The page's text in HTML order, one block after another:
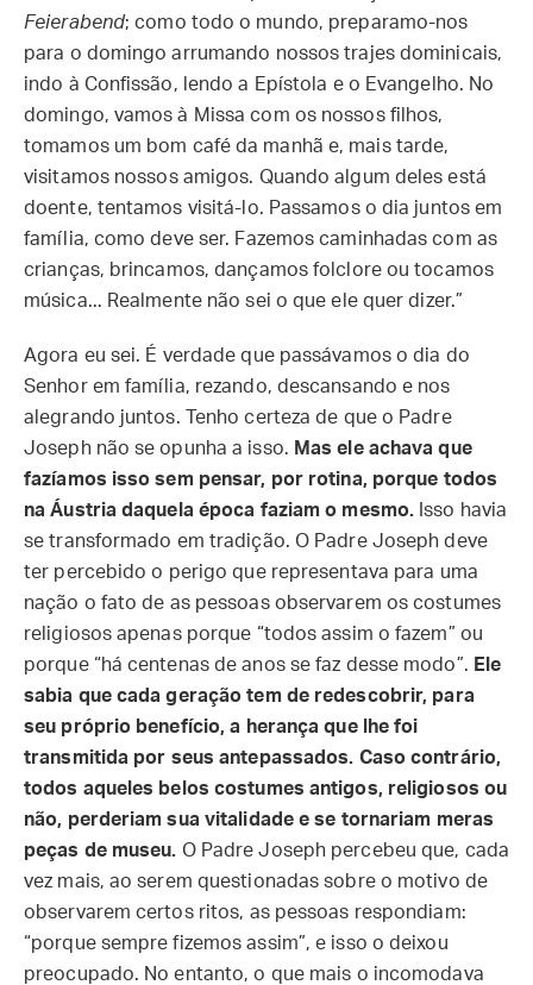
Feierabend; como todo o mundo, preparamo-nos
para o domingo arrumando nossos trajes dominicais,
indo à Confissão, lendo a Epístola e o Evangelho. No
domingo, vamos à Missa com os nossos filhos,
tomamos um bom café da manhã e, mais tarde,
visitamos nossos amigos. Quando algum deles está
doente, tentamos visitá-lo. Passamos o dia juntos em
família, como deve ser. Fazemos caminhadas com as
crianças, brincamos, dançamos folclore ou tocamos
música... Realmente não sei o que ele quer dizer.”
Agora eu sei. É verdade que passávamos o dia do
Senhor em família, rezando, descansando e nos
alegrando juntos. Tenho certeza de que o Padre
Joseph não se opunha a isso. Mas ele achava que
fazíamos isso sem pensar, por rotina, porque todos
na Áustria daquela época faziam o mesmo. Isso havia
se transformado em tradição. O Padre Joseph deve
ter percebido o perigo que representava para uma
nação o fato de as pessoas observarem os costumes
religiosos apenas porque “todos assim o fazem” ou
porque “há centenas de anos se faz desse modo”. Ele
sabia que cada geração tem de redescobrir, para
seu próprio benefício, a herança que lhe foi
transmitida por seus antepassados. Caso contrário,
todos aqueles belos costumes antigos, religiosos ou
não, perderiam sua vitalidade e se tornariam meras
peças de museu. O Padre Joseph percebeu que, cada
vez mais, ao serem questionadas sobre o motivo de
observarem certos ritos, as pessoas respondiam:
“porque sempre fizemos assim”, e isso o deixou
preocupado. No entanto, o que mais o incomodava